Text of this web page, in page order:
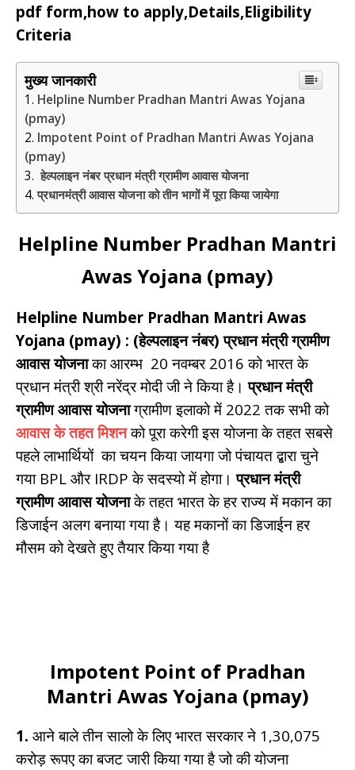
pdf form,how to apply,Details,Eligibility
Criteria
मुख्य जानकारी
Helpline Number Pradhan Mantri Awas Yojana
(pmay)
Impotent Point of Pradhan Mantri Awas Yojana
(pmay)
हेल्पलाइन नंबर प्रधान मंत्री ग्रामीण आवास योजना
प्रधानमंत्री आवास योजना को तीन भागों में पूरा किया जायेगा
Helpline Number Pradhan Mantri
Awas Yojana (pmay)
Helpline Number Pradhan Mantri Awas
Yojana (pmay) : (हेल्पलाइन नंबर)प्रधान मंत्री ग्रामीण
आवास योजनाका आरम्भ 20 नवम्बर 2016 को भारत के
प्रधान मंत्री श्री नरेंद्र मोदी जी ने किया है।प्रधान मंत्री
ग्रामीण आवास योजनाग्रामीण इलाको में 2022 तक सभी को
आवास के तहत मिशनको पूरा करेगी इस योजना के तहत सबसे
पहले लाभार्थियों का चयन किया जायगा जो पंचायत द्बारा चुने
गया BPL और IRDP के सदस्यो में होगा।प्रधान मंत्री
ग्रामीण आवास योजनाके तहत भारत के हर राज्य में मकान का
डिजाईन अलग बनाया गया है। यह मकानों का डिजाईन हर
मौसम को देखते हुए तैयार किया गया है
Impotent Point of Pradhan
Mantri Awas Yojana (pmay)
1. आने बाले तीन सालो के लिए भारत सरकार ने 1,30,075
करोड़ रूपए का बजट जारी किया गया है जो की योजना